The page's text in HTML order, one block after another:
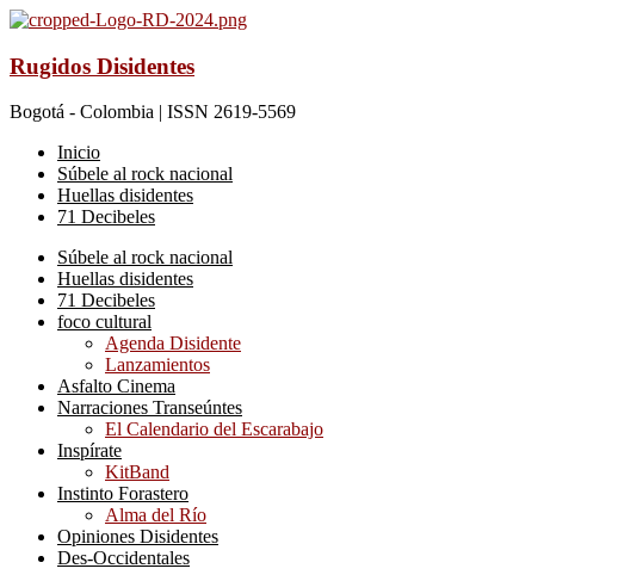
Rugidos Disidentes
Bogotá - Colombia | ISSN 2619-5569
Inicio
Súbele al rock nacional
Huellas disidentes
71 Decibeles
Súbele al rock nacional
Huellas disidentes
71 Decibeles
foco cultural
Agenda Disidente
Lanzamientos
Asfalto Cinema
Narraciones Transeúntes
El Calendario del Escarabajo
Inspírate
KitBand
Instinto Forastero
Alma del Río
Opiniones Disidentes
Des-Occidentales